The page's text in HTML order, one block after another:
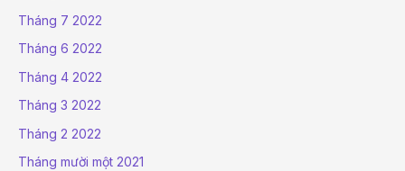
Tháng 7 2022
Tháng 6 2022
Tháng 4 2022
Tháng 3 2022
Tháng 2 2022
Tháng mười một 2021